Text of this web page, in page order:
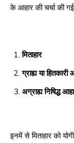
के आहार की चर्चा की
मिताहार
ग्राह्य या हितकारी
अग्राह्य निषिद्ध
इनमें से मिताहार को